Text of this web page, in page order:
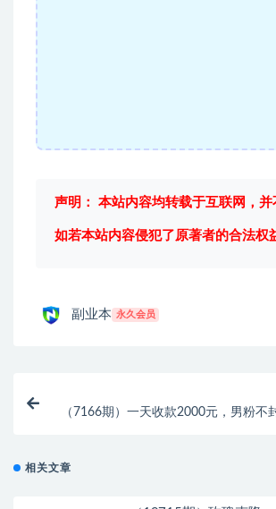
声明： 本站内容均转载于互联网，并
如若本站内容侵犯了原著者的合法
副业本 永久会员
（7166期）一天收款2000元，男粉不
相关文章